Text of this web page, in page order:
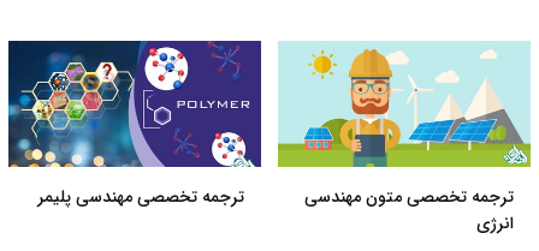
ترجمه تخصصی متون مهندسی
انرژی
ترجمه تخصصی مهندسی پلیمر